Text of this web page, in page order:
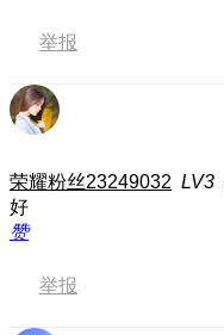
举报
荣耀粉丝23249032 LV3
好
赞
举报